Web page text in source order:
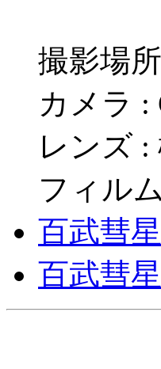
撮影場
カメラ :
レンズ :
フィル
百武彗
百武彗